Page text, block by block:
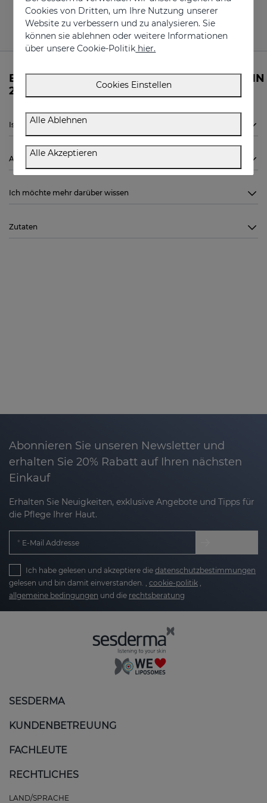
Brauchen Sie Informationen zum MELATONIN
250ml von Sesderma?
Ist MELATONIN 250ml von Sesderma für mich geeignet?
Anwendung
Ich möchte mehr darüber wissen
Zutaten
Abonnieren Sie unseren Newsletter und
erhalten Sie 20% Rabatt auf Ihren nächsten
Einkauf
Erhalten Sie Neuigkeiten, exklusive Angebote und Tipps für
die Pflege Ihrer Haut.
E-Mail Addresse
Ich habe gelesen und akzeptiere die datenschutzbestimmungen
gelesen und bin damit einverstanden. , cookie-politik
allgemeine bedingungen und die rechtsberatung
SESDERMA
KUNDENBETREUUNG
FACHLEUTE
RECHTLICHES
LAND/SPRACHE
Cookies von Dritten, um Ihre Nutzung unserer
Website zu verbessern und zu analysieren. Sie
können sie ablehnen oder weitere Informationen
über unsere Cookie-Politik hier.
Cookies Einstellen
Alle Ablehnen
Alle Akzeptieren